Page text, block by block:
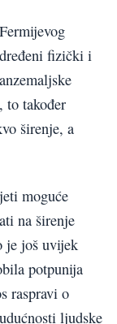
fizički i
također
širenje, a
moguće
na širenje
je još uvijek
potpunija
raspravi o
ljudske